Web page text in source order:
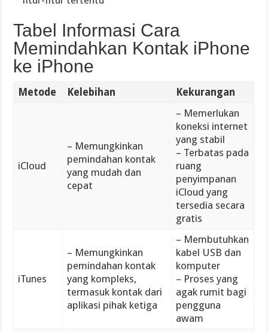
Tabel Informasi Cara
Memindahkan Kontak iPhone
ke iPhone
Metode Kelebihan Kekurangan
iCloud
– Memungkinkan
pemindahan kontak
yang mudah dan
cepat
– Memerlukan
koneksi internet
yang stabil
– Terbatas pada
ruang
penyimpanan
iCloud yang
tersedia secara
gratis
iTunes
– Memungkinkan
pemindahan kontak
yang kompleks,
termasuk kontak dari
aplikasi pihak ketiga
– Membutuhkan
kabel USB dan
komputer
– Proses yang
agak rumit bagi
pengguna
awam